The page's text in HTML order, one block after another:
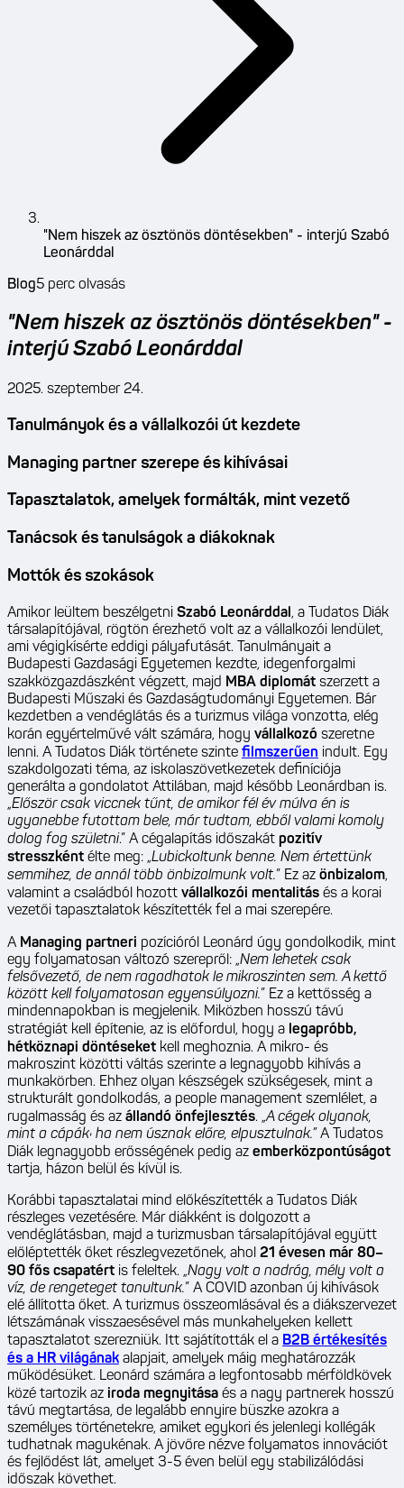
"Nem hiszek az ösztönös döntésekben" - interjú Szabó
Leonárddal
Blog5 perc olvasás
"Nem hiszek az ösztönös döntésekben" -
interjú Szabó Leonárddal
2025. szeptember 24.
Tanulmányok és a vállalkozói út kezdete
Managing partner szerepe és kihívásai
Tapasztalatok, amelyek formálták, mint vezető
Tanácsok és tanulságok a diákoknak
Mottók és szokások
Amikor leültem beszélgetni Szabó Leonárddal , a Tudatos Diák
társalapítójával, rögtön érezhető volt az a vállalkozói lendület,
ami végigkísérte eddigi pályafutását. Tanulmányait a
Budapesti Gazdasági Egyetemen kezdte, idegenforgalmi
szakközgazdászként végzett, majd MBA diplomát szerzett a
Budapesti Műszaki és Gazdaságtudományi Egyetemen. Bár
kezdetben a vendéglátás és a turizmus világa vonzotta, elég
korán egyértelművé vált számára, hogy vállalkozó szeretne
lenni. A Tudatos Diák története szinte filmszerűen indult. Egy
szakdolgozati téma, az iskolaszövetkezetek definíciója
generálta a gondolatot Attilában, majd később Leonárdban is.
„Először csak viccnek tűnt, de amikor fél év múlva én is
ugyanebbe futottam bele, már tudtam, ebből valami komoly
dolog fog születni.” A cégalapítás időszakát pozitív
stresszként élte meg: „Lubickoltunk benne. Nem értettünk
semmihez, de annál több önbizalmunk volt.” Ez az önbizalom,
valamint a családból hozott vállalkozói mentalitás és a korai
vezetői tapasztalatok készítették fel a mai szerepére.
A Managing partneri pozícióról Leonárd úgy gondolkodik, mint
egy folyamatosan változó szerepről: „Nem lehetek csak
felsővezető, de nem ragadhatok le mikroszinten sem. A kettő
között kell folyamatosan egyensúlyozni.” Ez a kettősség a
mindennapokban is megjelenik. Miközben hosszú távú
stratégiát kell építenie, az is előfordul, hogy a legapróbb,
hétköznapi döntéseket kell meghoznia. A mikro- és
makroszint közötti váltás szerinte a legnagyobb kihívás a
munkakörben. Ehhez olyan készségek szükségesek, mint a
strukturált gondolkodás, a people management szemlélet, a
rugalmasság és az állandó önfejlesztés. „A cégek olyanok,
mint a cápák: ha nem úsznak előre, elpusztulnak.” A Tudatos
Diák legnagyobb erősségének pedig az emberközpontúságot
tartja, házon belül és kívül is.
Korábbi tapasztalatai mind előkészítették a Tudatos Diák
részleges vezetésére. Már diákként is dolgozott a
vendéglátásban, majd a turizmusban társalapítójával együtt
előléptették őket részlegvezetőnek, ahol 21 évesen már 80–
90 fős csapatért is feleltek. „Nagy volt a nadrág, mély volt a
víz, de rengeteget tanultunk.” A COVID azonban új kihívások
elé állította őket. A turizmus összeomlásával és a diákszervezet
létszámának visszaesésével más munkahelyeken kellett
tapasztalatot szerezniük. Itt sajátították el a B2B értékesítés
és a HR világának alapjait, amelyek máig meghatározzák
működésüket. Leonárd számára a legfontosabb mérföldkövek
közé tartozik az iroda megnyitása és a nagy partnerek hosszú
távú megtartása, de legalább ennyire büszke azokra a
személyes történetekre, amiket egykori és jelenlegi kollégák
tudhatnak magukénak. A jövőre nézve folyamatos innovációt
és fejlődést lát, amelyet 3-5 éven belül egy stabilizálódási
időszak követhet.